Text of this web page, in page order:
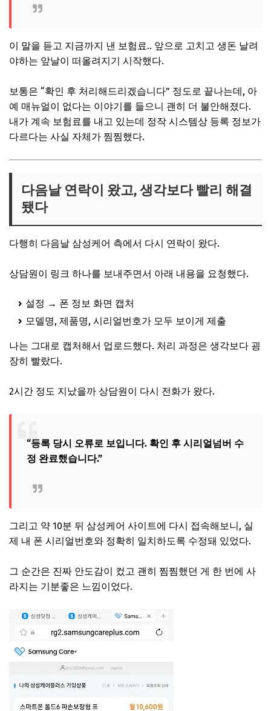
이 말을 듣고 지금까지 낸 보험료.. 앞으로 고치고 생돈 날려
야하는 앞날이 떠올려지기 시작했다.
보통은 “확인 후 처리해드리겠습니다” 정도로 끝나는데, 아
예 매뉴얼이 없다는 이야기를 들으니 괜히 더 불안해졌다.
내가 계속 보험료를 내고 있는데 정작 시스템상 등록 정보가
다르다는 사실 자체가 찜찜했다.
다음날 연락이 왔고, 생각보다 빨리 해결
됐다
다행히 다음날 삼성케어 측에서 다시 연락이 왔다.
상담원이 링크 하나를 보내주면서 아래 내용을 요청했다.
설정 → 폰 정보 화면 캡처
모델명, 제품명, 시리얼번호가 모두 보이게 제출
나는 그대로 캡처해서 업로드했다. 처리 과정은 생각보다 굉
장히 빨랐다.
2시간 정도 지났을까 상담원이 다시 전화가 왔다.
“등록 당시 오류로 보입니다. 확인 후 시리얼넘버 수
정 완료했습니다.”
그리고 약 10분 뒤 삼성케어 사이트에 다시 접속해보니, 실
제 내 폰 시리얼번호와 정확히 일치하도록 수정돼 있었다.
그 순간은 진짜 안도감이 컸고 괜히 찜찜했던 게 한 번에 사
라지는 기분좋은 느낌이었다.